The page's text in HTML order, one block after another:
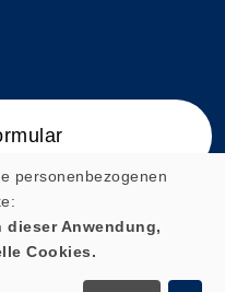
personenbezogenen
Anwendung,
Cookies.